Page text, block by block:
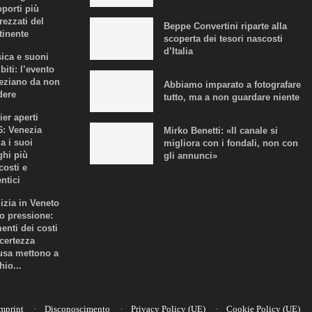
più
del
e suoni
l’evento
da non
aperti
Venezia
i suoi
più
e
in Veneto
pressione:
dei costi
mettono a
Beppe Convertini riparte alla
scoperta dei tesori nascosti
d’Italia
Abbiamo imparato a fotografare
tutto, ma a non guardare niente
Mirko Benetti: «Il canale si
migliora con i fondali, non con
gli annunci»
Disconoscimento Privacy Policy (UE) Cookie Policy (UE)